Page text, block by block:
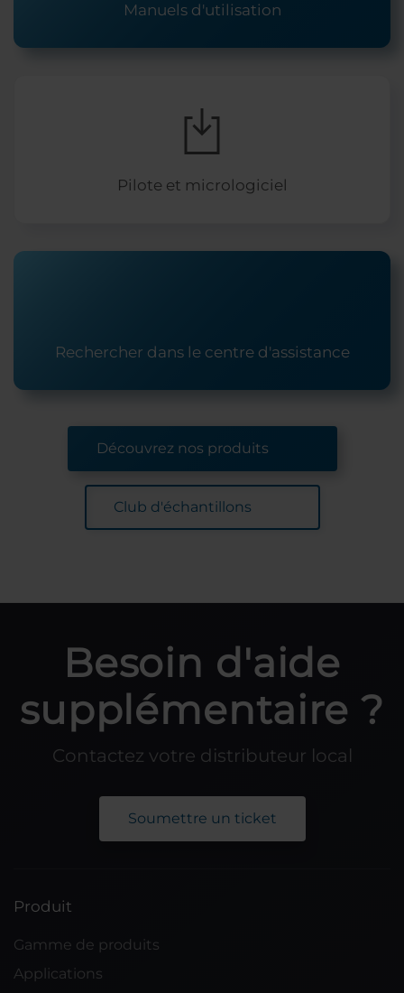
Manuels d'utilisation
Pilote et micrologiciel
Rechercher dans le centre d'assistance
Découvrez nos produits
Club d'échantillons
Besoin d'aide
supplémentaire ?
Contactez votre distributeur local
Soumettre un ticket
Produit
Gamme de produits
Applications